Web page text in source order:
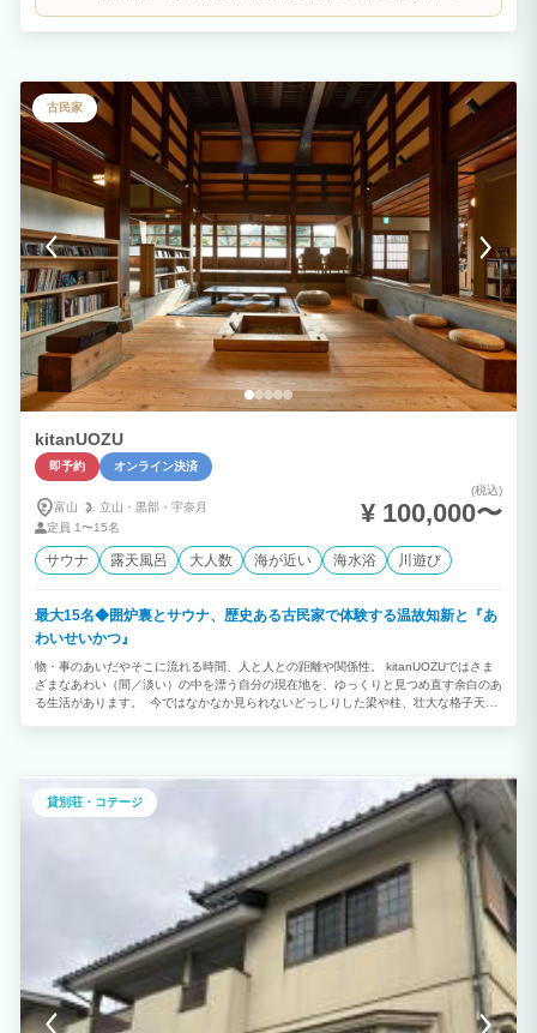
古民家
kitanUOZU
即予約 オンライン決済
富山 立山・ 黒部・ 宇奈月
定員 1〜15名
(税込)
¥ 100,000〜
サウナ 露天風呂 大人数 海が近い 海水浴 川遊び
最大15名◆囲炉裏とサウナ、歴史ある古民家で体験する温故知新と『あ
わいせいかつ』
物・事のあいだやそこに流れる時間、人と人との距離や関係性。 kitanUOZUではさま
ざまなあわい（間／淡い）の中を漂う自分の現在地を、ゆっくりと見つめ直す余白のあ
る生活があります。 今ではなかなか見られないどっしりした梁や柱、壮大な格子天井
な空間です。 囲炉裏端で暖をとりながら話しをしたり、大テーブルに集まって皆で料
理をしたり、知らない音楽や本・アートに触れてみたり、ちょっと自転車でお出かけし
たり、大自然を肌で感じたり、サウナで整ってみたり… ふと見上げた天井に歴史の深
さを感じ、心が震える瞬間を感じよう！ ここで体験する【あわいせいかつ】には、非
日常のなかで日常を再発見する楽しさがきっとあります。
貸別荘・コテージ